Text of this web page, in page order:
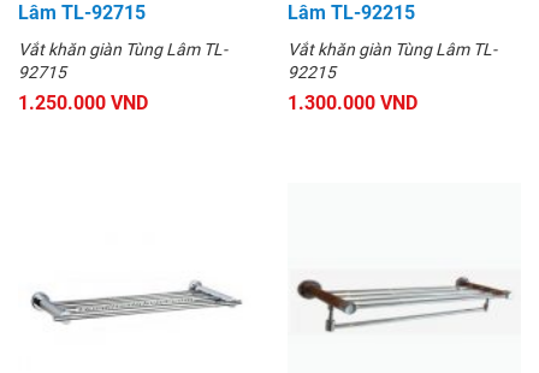
Lâm TL-92715
Vắt khăn giàn Tùng Lâm TL-
92715
1.250.000 VND
Lâm TL-92215
Vắt khăn giàn Tùng Lâm TL-
92215
1.300.000 VND